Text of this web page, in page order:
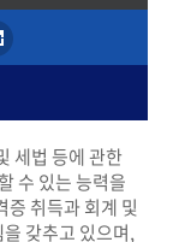
세법 등에 관한
수 있는 능력을
증 취득과 회계 및
갖추고 있으며,